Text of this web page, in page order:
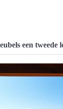
een tweede